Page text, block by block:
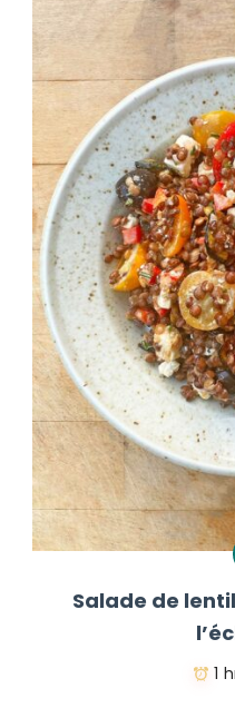
Salade de
1